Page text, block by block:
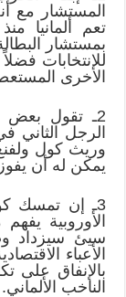
المستشار مع
تعم ألمانيا
بمستشار
للانتخابات
الأخرى
2ـ تقول بعض
الرجل الثاني
وريث كول
يمكن له أن
3ـ إن تمسك
الأوروبية
سيئ سيزداد
الأعباء
بالإنفاق على
الناخب الألماني.